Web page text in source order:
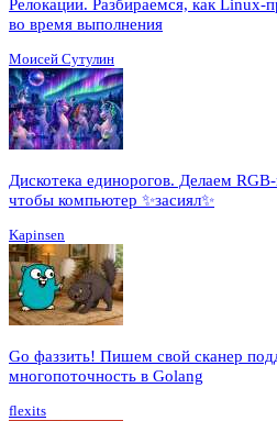
Релокации. Разбираемся, как
во время выполнения
Моисей Сутулин
Дискотека единорогов. Делаем
чтобы компьютер ✨засиял✨
Kapinsen
Go фаззить! Пишем свой сканер
многопоточность в Golang
flexits